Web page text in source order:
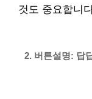
것도 중요합니
2. 버튼설명: 답